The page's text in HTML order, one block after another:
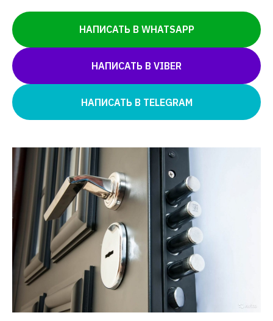
НАПИСАТЬ В WHATSAPP
НАПИСАТЬ В VIBER
НАПИСАТЬ В TELEGRAM